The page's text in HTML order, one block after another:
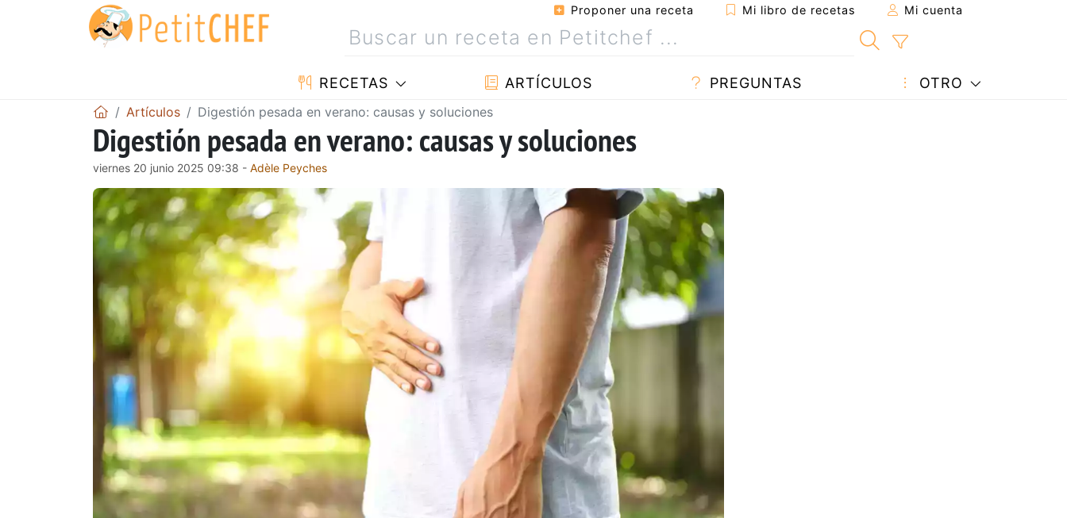
Proponer una receta Mi libro de recetas Mi cuenta
RECETAS ARTÍCULOS PREGUNTAS OTRO
Artículos Digestión pesada en verano: causas y soluciones
Digestión pesada en verano: causas y soluciones
viernes 20 junio 2025 09:38 - Adèle Peyches